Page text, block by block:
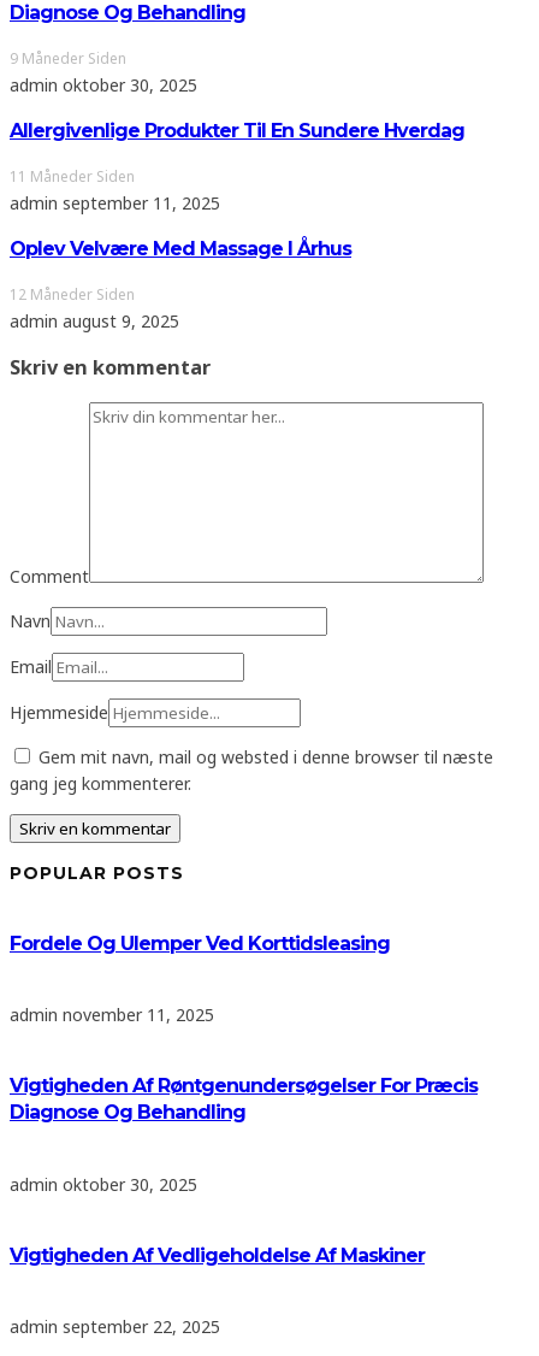
Diagnose Og Behandling
9 Måneder Siden
admin oktober 30, 2025
Allergivenlige Produkter Til En Sundere Hverdag
11 Måneder Siden
admin september 11, 2025
Oplev Velvære Med Massage I Århus
12 Måneder Siden
admin august 9, 2025
Skriv en kommentar
Comment
Navn
Email
Hjemmeside
Gem mit navn, mail og websted i denne browser til næste
gang jeg kommenterer.
POPULAR POSTS
Fordele Og Ulemper Ved Korttidsleasing
admin november 11, 2025
Vigtigheden Af Røntgenundersøgelser For Præcis
Diagnose Og Behandling
admin oktober 30, 2025
Vigtigheden Af Vedligeholdelse Af Maskiner
admin september 22, 2025